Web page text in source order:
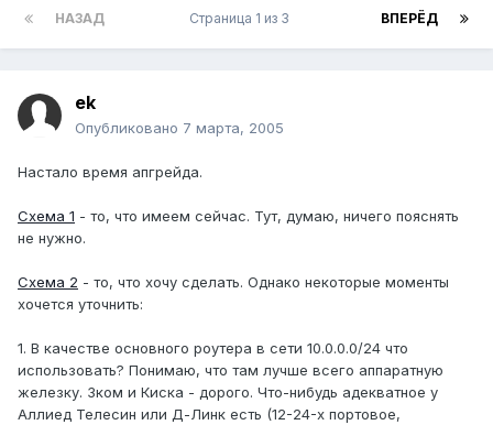
НАЗАД ВПЕРЁД
Страница 1 из 3
ek
Опубликовано 7 марта, 2005
Настало время апгрейда.
Схема 1 - то, что имеем сейчас. Тут, думаю, ничего пояснять
не нужно.
Схема 2 - то, что хочу сделать. Однако некоторые моменты
хочется уточнить:
1. В качестве основного роутера в сети 10.0.0.0/24 что
использовать? Понимаю, что там лучше всего аппаратную
железку. 3ком и Киска - дорого. Что-нибудь адекватное у
Аллиед Телесин или Д-Линк есть (12-24-х портовое,